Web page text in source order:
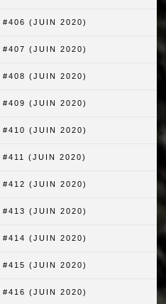
#406 (JUIN 2020)
#407 (JUIN 2020)
#408 (JUIN 2020)
#409 (JUIN 2020)
#410 (JUIN 2020)
#411 (JUIN 2020)
#412 (JUIN 2020)
#413 (JUIN 2020)
#414 (JUIN 2020)
#415 (JUIN 2020)
#416 (JUIN 2020)